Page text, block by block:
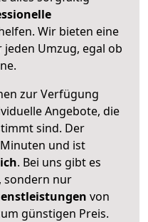
Wir bieten eine
jeden Umzug, egal ob
zur Verfügung
Angebote, die
sind. Der
und ist
. Bei uns gibt es
, sondern nur
von
günstigen Preis.